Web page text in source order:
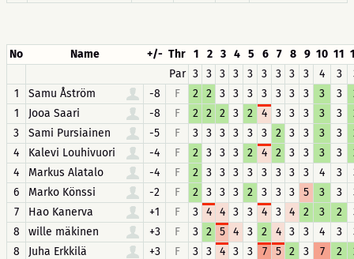
No Name +/- Thr 1 2 3 4 5 6 7 8 9 10 11
Par 3 3 3 3 3 3 3 3 3 4 3
1
Samu Åström -8 F 2 2 3 3 3 3 3 3 3 3 3
1
Jooa Saari -8 F 2 2 2 3 2 4 3 3 3 3 3
3
Sami Pursiainen -5 F 3 3 3 3 3 3 2 3 3 3 3
4
Kalevi Louhivuori -4 F 2 3 3 3 2 4 2 3 3 3 3
4
Markus Alatalo -4 F 2 3 3 3 3 3 3 3 3 4 3
6
Marko Könssi -2 F 2 3 3 3 2 3 3 3 5 3 3
7
Hao Kanerva +1 F 3 4 4 3 3 4 3 4 2 3 2
8
wille mäkinen +3 F 3 2 5 4 3 2 4 3 3 4 3
8
Juha Erkkilä +3 F 3 3 4 3 3 7 5 2 3 7 2